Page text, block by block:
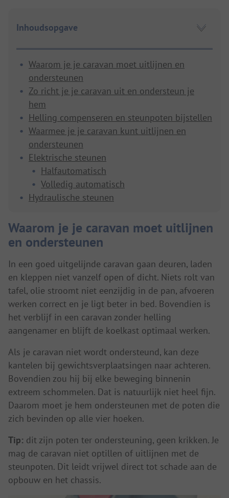
Inhoudsopgave
Waarom je je caravan moet uitlijnen en
ondersteunen
Zo richt je je caravan uit en ondersteun je
hem
Helling compenseren en steunpoten bijstellen
Waarmee je je caravan kunt uitlijnen en
ondersteunen
Elektrische steunen
Halfautomatisch
Volledig automatisch
Hydraulische steunen
Waarom je je caravan moet uitlijnen
en ondersteunen
In een goed uitgelijnde caravan gaan deuren, laden
en kleppen niet vanzelf open of dicht. Niets rolt van
tafel, olie stroomt niet eenzijdig in de pan, afvoeren
werken correct en je ligt beter in bed. Bovendien is
het verblijf in een caravan zonder helling
aangenamer en blijft de koelkast optimaal werken.
Als je caravan niet wordt ondersteund, kan deze
kantelen bij gewichtsverplaatsingen naar achteren.
Bovendien zou hij bij elke beweging binnenin
extreem schommelen. Dat is natuurlijk niet heel fijn.
Daarom moet je hem ondersteunen met de poten die
zich bevinden op alle vier hoeken.
Tip: dit zijn poten ter ondersteuning, geen krikken. Je
mag de caravan niet optillen of uitlijnen met de
steunpoten. Dit leidt vrijwel direct tot schade aan de
opbouw en het chassis.